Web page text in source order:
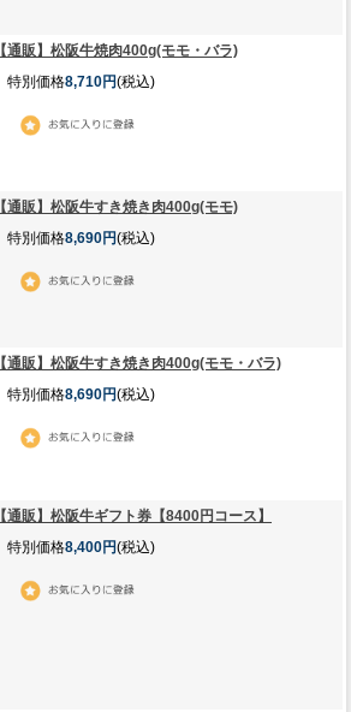
【通販】松阪牛焼肉400g(モモ・バラ)
特別価格8,710円(税込)
【通販】松阪牛すき焼き肉400g(モモ)
特別価格8,690円(税込)
【通販】松阪牛すき焼き肉400g(モモ・バラ)
特別価格8,690円(税込)
【通販】松阪牛ギフト券【8400円コース】
特別価格8,400円(税込)